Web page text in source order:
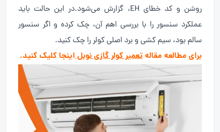
روشن و کد خطای EH، گزارش می‌شود.در این حالت باید
عملکرد سنسور را با بررسی اهم آن، چک کرده و اگر سنسور
سالم بود، سیم کشی و برد اصلی کولر را چک کنید.
برای مطالعه مقالهتعمیر کولر گازی نوبلاینجا کلیک کنید.